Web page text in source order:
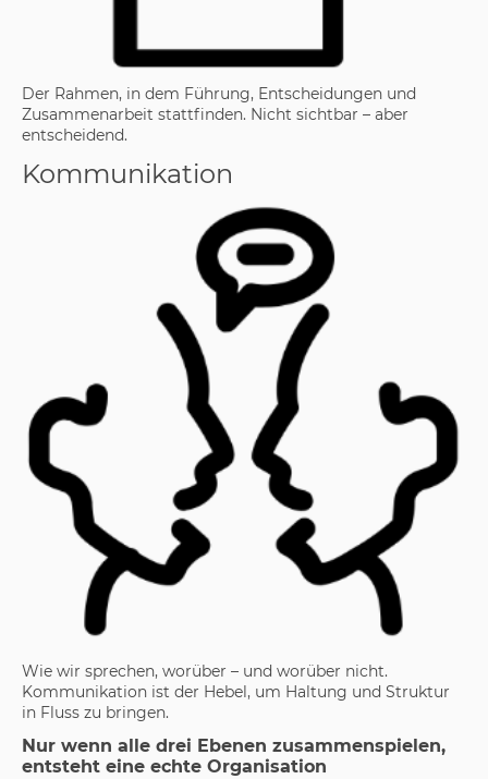
Der Rahmen, in dem Führung, Entscheidungen und
Zusammenarbeit stattfinden. Nicht sichtbar – aber
entscheidend.
Kommunikation
Wie wir sprechen, worüber – und worüber nicht.
Kommunikation ist der Hebel, um Haltung und Struktur
in Fluss zu bringen.
Nur wenn alle drei Ebenen zusammenspielen,
entsteht eine echte Organisation